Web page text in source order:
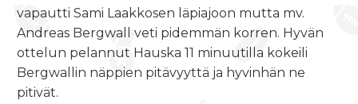
vapautti Sami Laakkosen läpiajoon mutta mv.
Andreas Bergwall veti pidemmän korren. Hyvän
ottelun pelannut Hauska 11 minuutilla kokeili
Bergwallin näppien pitävyyttä ja hyvinhän ne
pitivät.